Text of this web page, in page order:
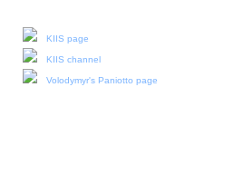
KIIS page
KIIS channel
Volodymyr's Paniotto page